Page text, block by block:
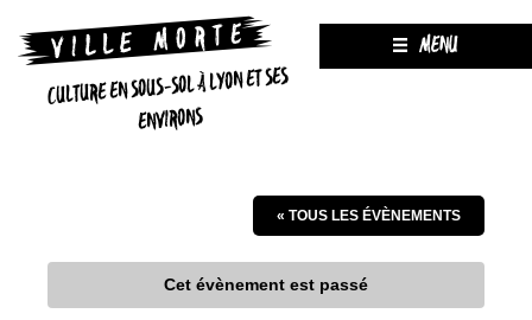
CULTURE EN SOUS-SOL À LYON ET SES
ENVIRONS
MENU
« TOUS LES ÉVÈNEMENTS
Cet évènement est passé